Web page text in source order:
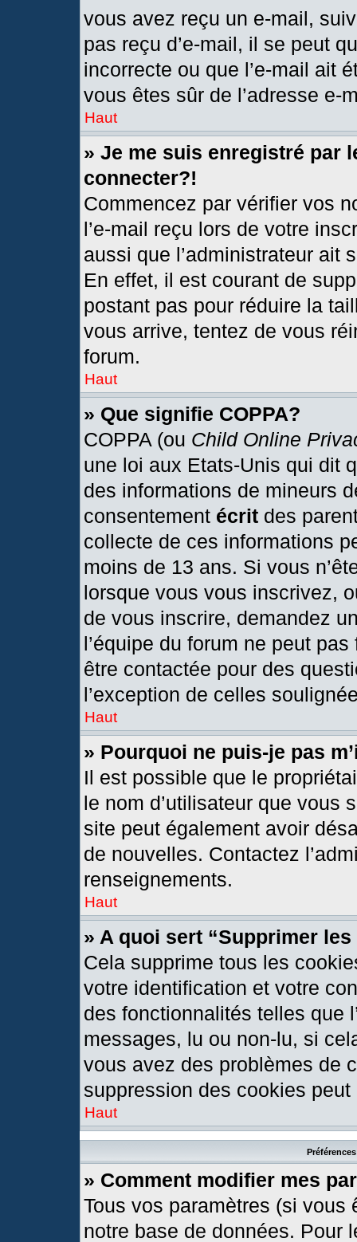
vous avez reçu un e-mail,
pas reçu d’e-mail, il se peut
incorrecte ou que l’e-mail ait
vous êtes sûr de l’adresse e-
Haut
» Je me suis enregistré par
connecter?!
Commencez par vérifier vos
l’e-mail reçu lors de votre
aussi que l’administrateur ait
En effet, il est courant de
postant pas pour réduire la
vous arrive, tentez de vous
forum.
Haut
» Que signifie COPPA?
COPPA (ou Child Online
une loi aux Etats-Unis qui dit
des informations de mineurs
consentement écrit des
collecte de ces informations
moins de 13 ans. Si vous
lorsque vous vous inscrivez,
de vous inscrire, demandez
l’équipe du forum ne peut
être contactée pour des
l’exception de celles
Haut
» Pourquoi ne puis-je pas
Il est possible que le
le nom d’utilisateur que vous
site peut également avoir
de nouvelles. Contactez
renseignements.
Haut
» A quoi sert “Supprimer
Cela supprime tous les
votre identification et votre
des fonctionnalités telles que
messages, lu ou non-lu, si
vous avez des problèmes de
suppression des cookies peut
Haut
» Comment modifier mes
Tous vos paramètres (si
notre base de données. Pour